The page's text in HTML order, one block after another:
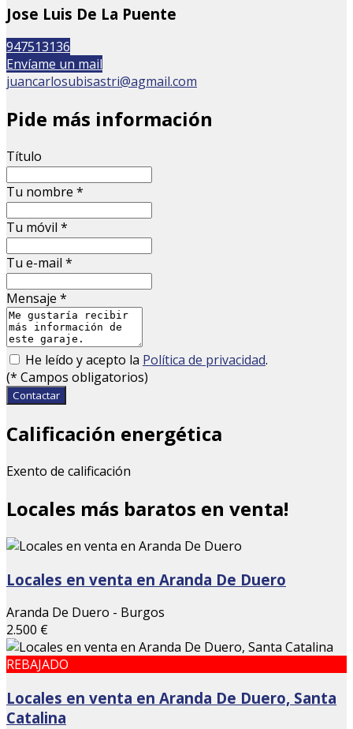
Jose Luis De La Puente
947513136
Envíame un mail
juancarlosubisastri@agmail.com
Pide más información
Título
Tu nombre *
Tu móvil *
Tu e-mail *
Mensaje *
He leído y acepto la Política de privacidad.
(* Campos obligatorios)
Contactar
Calificación energética
Exento de calificación
Locales más baratos en venta!
Locales en venta en Aranda De Duero
Aranda De Duero - Burgos
2.500 €
REBAJADO
Locales en venta en Aranda De Duero, Santa
Catalina